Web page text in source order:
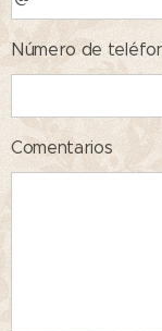
Número de
Comentarios